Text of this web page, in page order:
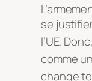
se
l’UE.
comme
change